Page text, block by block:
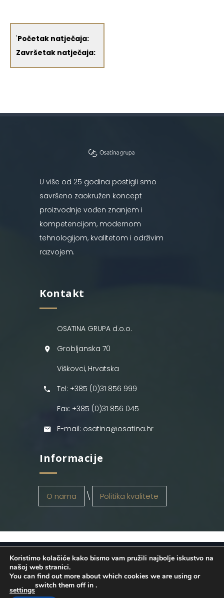
'Početak natječaja:
Završetak natječaja:
U više od 25 godina postigli smo
savršeno zaokružen koncept
proizvodnje vođen znanjem i
kompetencijom, modernom
tehnologijom, kvalitetom i održivim
razvojem.
Kontakt
OSATINA GRUPA d.o.o.
Grobljanska 70
Viškovci, Hrvatska
Tel: +385 (0)31 856 999
Fax: +385 (0)31 856 045
E-mail: osatina@osatina.hr
Informacije
O nama Politika kvalitete
OSATINA GRUPA d.o.o. 2026
. Configured
byINFOS Osijek. Sva prava pridržana.
Koristimo kolačiće kako bismo vam pružili najbolje iskustvo na
našoj web stranici.
You can find out more about which cookies we are using or
switch them off in
settings
.